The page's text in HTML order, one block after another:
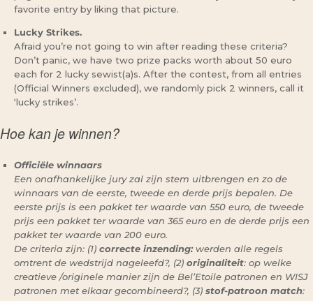
favorite entry by liking that picture.
Lucky Strikes.
Afraid you’re not going to win after reading these criteria?
Don’t panic, we have two prize packs worth about 50 euro
each for 2 lucky sewist(a)s. After the contest, from all entries
(Official Winners excluded), we randomly pick 2 winners, call it
‘lucky strikes’.
Hoe kan je winnen?
Officiële winnaars
Een onafhankelijke jury zal zijn stem uitbrengen en zo de
winnaars van de eerste, tweede en derde prijs bepalen. De
eerste prijs is een pakket ter waarde van 550 euro, de tweede
prijs een pakket ter waarde van 365 euro en de derde prijs een
pakket ter waarde van 200 euro.
De criteria zijn: (1) correcte inzending:werden alle regels
omtrent de wedstrijd nageleefd?, (2) originaliteit: op welke
creatieve /originele manier zijn de Bel’Etoile patronen en WISJ
patronen met elkaar gecombineerd?, (3) stof-patroon match: